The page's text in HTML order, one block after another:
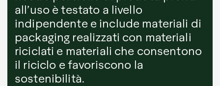
all’uso è testato a livello
indipendente e include materiali di
packaging realizzati con materiali
riciclati e materiali che consentono
il riciclo e favoriscono la
sostenibilità.